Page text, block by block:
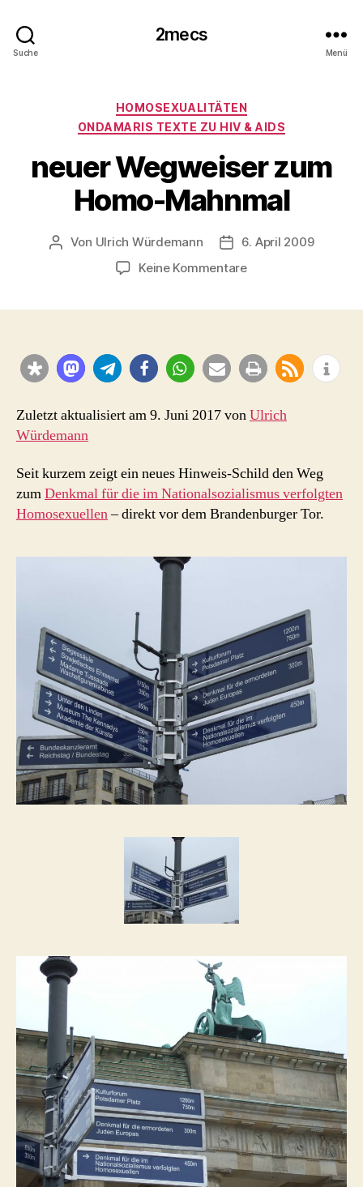
Suche
2mecs
Menü
Kategorien
HOMOSEXUALITÄTEN
ONDAMARIS TEXTE ZU HIV & AIDS
neuer Wegweiser zum
Homo-Mahnmal
Beitragsautor
Von Ulrich Würdemann Beitragsdatum
6. April 2009
Keine Kommentarezu
Mahnmal
Zuletzt aktualisiert am 9. Juni 2017 vonUlrich
Würdemann
Seit kurzem zeigt ein neues Hinweis-Schild den Weg
zumDenkmal für die im Nationalsozialismus verfolgten
Homosexuellen– direkt vor dem Brandenburger Tor.